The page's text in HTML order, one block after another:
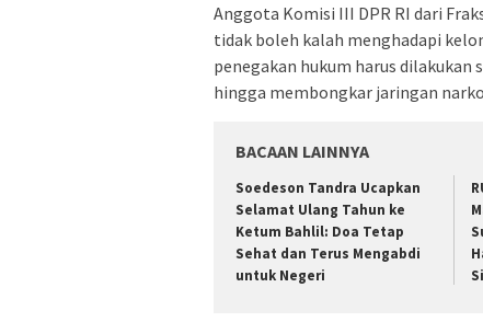
Anggota Komisi III DPR RI dari
tidak boleh kalah menghadapi
penegakan hukum harus dilakukan
hingga membongkar jaringan
BACAAN LAINNYA
Soedeson Tandra Ucapkan
Selamat Ulang Tahun ke
Ketum Bahlil: Doa Tetap
Sehat dan Terus Mengabdi
untuk Negeri